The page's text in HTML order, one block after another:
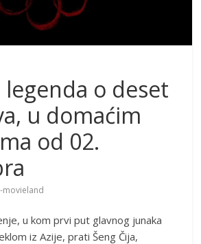
legenda o deset
u domaćim
od 02.
movieland
u kom prvi put glavnog junaka
iz Azije, prati Šeng Čija,